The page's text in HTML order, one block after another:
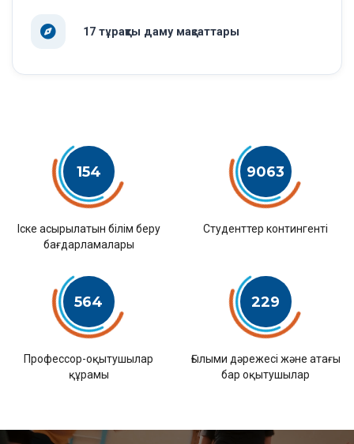
17 тұрақты даму мақсаттары
154
Іске асырылатын білім беру
бағдарламалары
9063
Студенттер контингенті
564
Профессор-оқытушылар
құрамы
229
Ғылыми дәрежесі және атағы
бар оқытушылар